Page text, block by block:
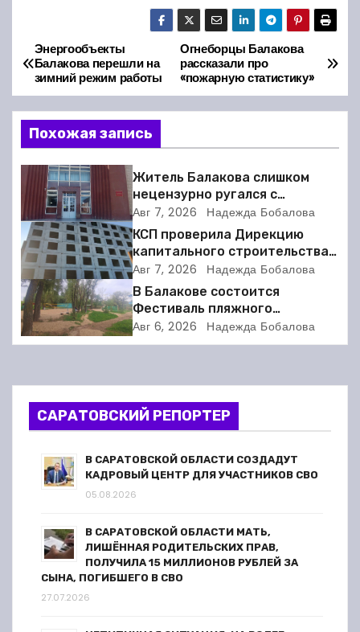
Н
а
в
и
г
а
ц
и
я
о
з
Огнеборцы Балакова
рассказали про
«пожарную статистику»
Энергообъекты
Балакова перешли на
зимний режим работы
Похожая запись
Житель Балакова слишком
нецензурно ругался с
соседкой и получил двое суток
ареста
Авг 7, 2026 Надежда Бобалова
КСП проверила Дирекцию
капитального строительства в
Балакове и нашла множество
нарушений
Авг 7, 2026 Надежда Бобалова
В Балакове состоится
Фестиваль пляжного
волейбола
Авг 6, 2026 Надежда Бобалова
САРАТОВСКИЙ РЕПОРТЕР
В САРАТОВСКОЙ ОБЛАСТИ СОЗДАДУТ
КАДРОВЫЙ ЦЕНТР ДЛЯ УЧАСТНИКОВ СВО
05.08.2026
В САРАТОВСКОЙ ОБЛАСТИ МАТЬ,
ЛИШЁННАЯ РОДИТЕЛЬСКИХ ПРАВ,
ПОЛУЧИЛА 15 МИЛЛИОНОВ РУБЛЕЙ ЗА
СЫНА, ПОГИБШЕГО В СВО
27.07.2026